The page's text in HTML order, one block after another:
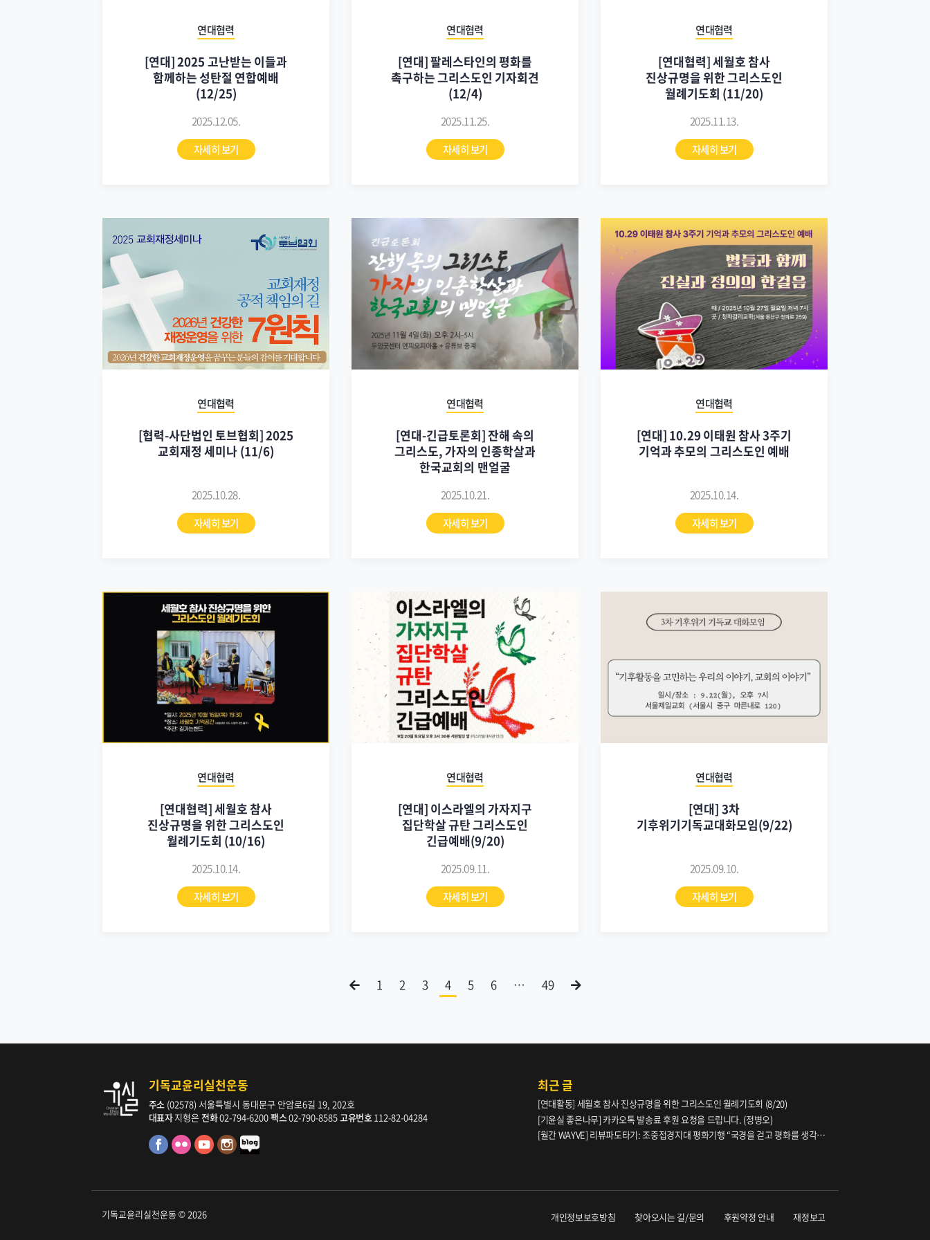
연대협력
[연대] 2025 고난받는 이들과
함께하는 성탄절 연합예배
(12/25)
2025.12.05.
자세히 보기
연대협력
[연대] 팔레스타인의 평화를
촉구하는 그리스도인 기자회견
(12/4)
2025.11.25.
자세히 보기
연대협력
[연대협력] 세월호 참사
진상규명을 위한 그리스도인
월례기도회 (11/20)
2025.11.13.
자세히 보기
연대협력
[협력-사단법인 토브협회] 2025
교회재정 세미나 (11/6)
2025.10.28.
자세히 보기
연대협력
[연대-긴급토론회] 잔해 속의
그리스도, 가자의 인종학살과
한국교회의 맨얼굴
2025.10.21.
자세히 보기
연대협력
[연대] 10.29 이태원 참사 3주기
기억과 추모의 그리스도인 예배
2025.10.14.
자세히 보기
연대협력
[연대협력] 세월호 참사
진상규명을 위한 그리스도인
월례기도회 (10/16)
2025.10.14.
자세히 보기
연대협력
[연대] 이스라엘의 가자지구
집단학살 규탄 그리스도인
긴급예배(9/20)
2025.09.11.
자세히 보기
연대협력
[연대] 3차
기후위기기독교대화모임(9/22)
2025.09.10.
자세히 보기
1 2 3 4 5 6 … 49
기독교윤리실천운동
주소(02578) 서울특별시 동대문구 안암로6길 19, 202호
대표자지형은 전화02-794-6200팩스02-790-8585고유번호112-82-04284
최근 글
[연대활동] 세월호 참사 진상규명을 위한 그리스도인 월례기도회 (8/20)
[기윤실 좋은나무] 카카오톡 발송료 후원 요청을 드립니다. (정병오)
[월간 WAYVE] 리뷰파도타기: 조중접경지대 평화기행 “국경을 걷고 평화를 생각하
기독교윤리실천운동 © 2026 개인정보보호방침 찾아오시는 길/문의 후원약정 안내 재정보고